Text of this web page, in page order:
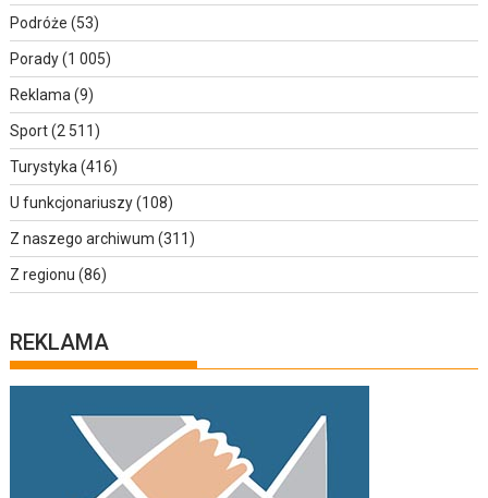
Podróże (53)
Porady(1 005)
Reklama (9)
Sport(2 511)
Turystyka (416)
U funkcjonariuszy(108)
Z naszego archiwum (311)
Z regionu (86)
REKLAMA